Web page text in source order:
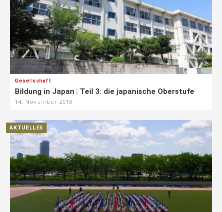
Gesellschaft
Bildung in Japan | Teil 3: die japanische Oberstufe
14. November 2018
AKTUELLES